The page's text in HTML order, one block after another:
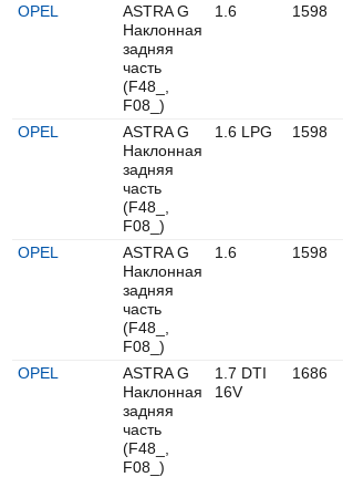
OPEL
ASTRA G
Наклонная
задняя
часть
(F48_,
F08_)
1.6 1598
OPEL
ASTRA G
Наклонная
задняя
часть
(F48_,
F08_)
1.6 LPG 1598
OPEL
ASTRA G
Наклонная
задняя
часть
(F48_,
F08_)
1.6 1598
OPEL
ASTRA G
Наклонная
задняя
часть
(F48_,
F08_)
1.7 DTI
16V
1686